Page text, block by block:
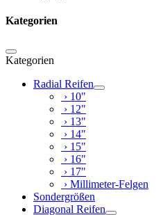
Kategorien
Kategorien
Radial Reifen
› 10"
› 12"
› 13"
› 14"
› 15"
› 16"
› 17"
› Millimeter-Felgen
Sondergrößen
Diagonal Reifen